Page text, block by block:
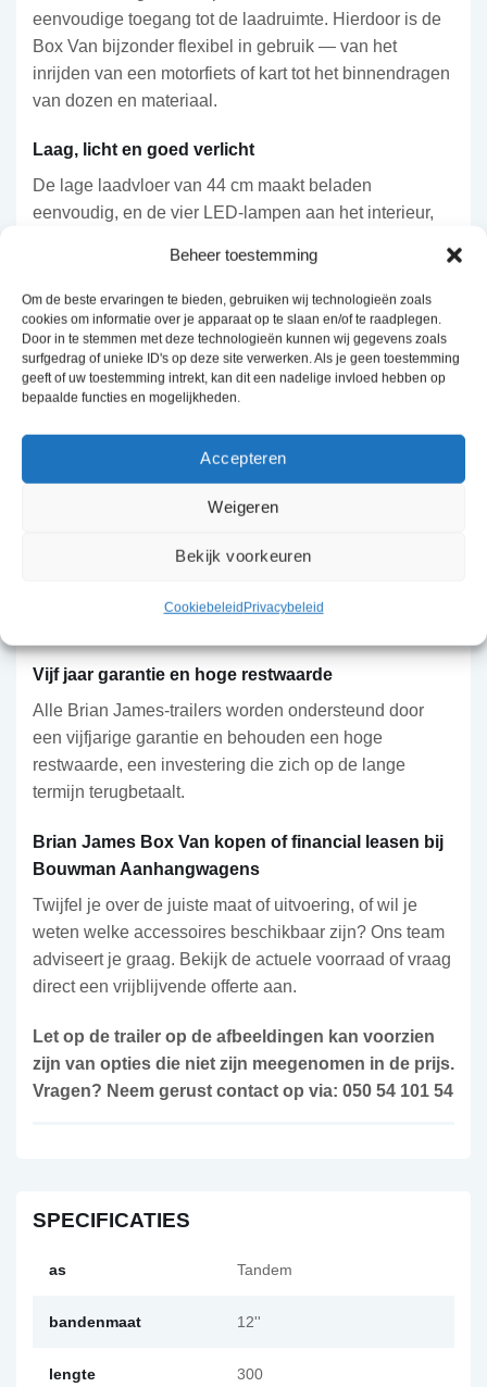
Beheer toestemming
Om de beste ervaringen te bieden, gebruiken wij technologieën zoals
cookies om informatie over je apparaat op te slaan en/of te raadplegen.
Door in te stemmen met deze technologieën kunnen wij gegevens zoals
surfgedrag of unieke ID's op deze site verwerken. Als je geen toestemming
geeft of uw toestemming intrekt, kan dit een nadelige invloed hebben op
bepaalde functies en mogelijkheden.
Accepteren
Weigeren
Bekijk voorkeuren
CookiebeleidPrivacybeleid
eenvoudige toegang tot de laadruimte. Hierdoor is de
Box Van bijzonder flexibel in gebruik — van het
inrijden van een motorfiets of kart tot het binnendragen
van dozen en materiaal.
Laag, licht en goed verlicht
De lage laadvloer van 44 cm maakt beladen
eenvoudig, en de vier LED-lampen aan het interieur,
optimale zichtbaarheid in de laadruimte zonder uw
accu te belasten. De antracietkleurige lichtmetalen
velgen en het reservewiel, gemonteerd aan de
voorzijde, completeren de strakke, professionele
uitstraling.
De Box Van is uitgerust met een extra sterke koppeling
van 50 mm met geïntegreerd antidiefstalslot, en
steunpoten bieden extra ondersteuning bij het laden
meter zijn grote vleugeldeuren aan de zijkant
beschikbaar voor nog betere toegang, ook vanuit de
Vijf jaar garantie en hoge restwaarde
Alle Brian James-trailers worden ondersteund door
een vijfjarige garantie en behouden een hoge
restwaarde, een investering die zich op de lange
termijn terugbetaalt.
Brian James Box Van kopen of financial leasen bij
Bouwman Aanhangwagens
Twijfel je over de juiste maat of uitvoering, of wil je
weten welke accessoires beschikbaar zijn? Ons team
adviseert je graag. Bekijk de actuele voorraad of vraag
direct een vrijblijvende offerte aan.
Let op de trailer op de afbeeldingen kan voorzien
zijn van opties die niet zijn meegenomen in de prijs.
Vragen? Neem gerust contact op via: 050 54 101 54
SPECIFICATIES
as Tandem
bandenmaat 12''
lengte 300